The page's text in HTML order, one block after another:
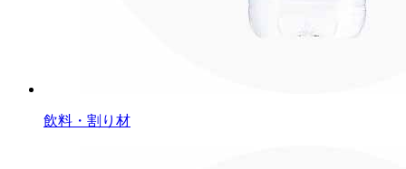
飲料・割り材